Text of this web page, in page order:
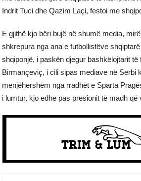
Indrit Tuci dhe Qazim Laçi, festoi me
E gjithë kjo bëri bujë në shumë media,
shkrepura nga ana e futbollistëve
shqiponjë, i paskën djegur bashkëlojtarit të
Birmançeviç, i cili sipas mediave në Serbi
menjëhershëm nga rradhët e Sparta
i lumtur, kjo edhe pas presionit të madh që